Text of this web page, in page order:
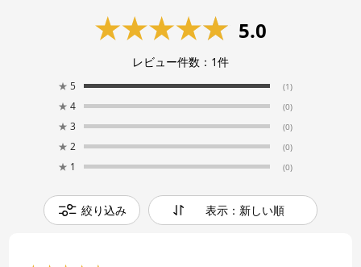
5.0
レビュー件数： 1件
★ 5 (1)
★ 4 (0)
★ 3 (0)
★ 2 (0)
★ 1 (0)
絞り込み 表示：新しい順